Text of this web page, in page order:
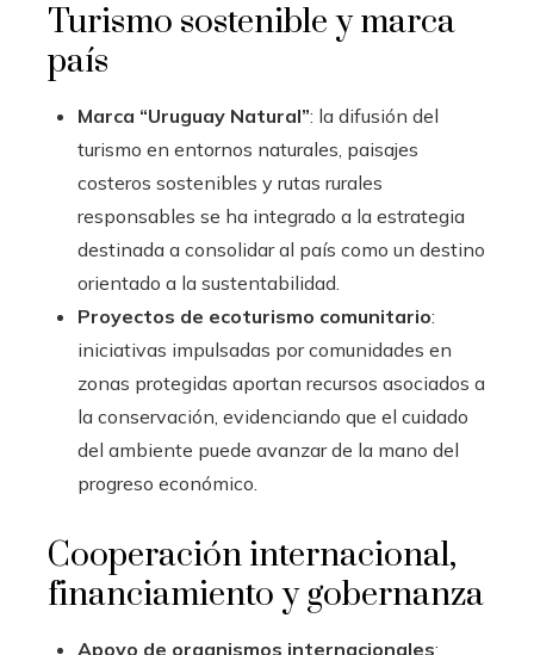
Turismo sostenible y marca
país
Marca “Uruguay Natural”: la difusión del
turismo en entornos naturales, paisajes
costeros sostenibles y rutas rurales
responsables se ha integrado a la estrategia
destinada a consolidar al país como un destino
orientado a la sustentabilidad.
Proyectos de ecoturismo comunitario:
iniciativas impulsadas por comunidades en
zonas protegidas aportan recursos asociados a
la conservación, evidenciando que el cuidado
del ambiente puede avanzar de la mano del
progreso económico.
Cooperación internacional,
financiamiento y gobernanza
Apoyo de organismos internacionales: